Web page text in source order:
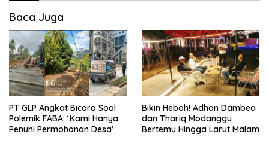
Baca Juga
PT GLP Angkat Bicara Soal
Polemik FABA: ‘Kami Hanya
Penuhi Permohonan Desa’
Bikin Heboh! Adhan Dambea
dan Thariq Modanggu
Bertemu Hingga Larut Malam